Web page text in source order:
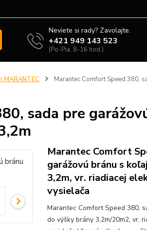
Neviete si rady? Zavolajte.
+421 949 143 523
(Po-Pia, 8-16 hod.)
MARANTEC
Marantec Comfort Speed 380,
sada pre
Marantec Comfort
garážovú bránu s
3,2m, vr. riadiacej
vysielača
Marantec Comfort Speed 380,
do výšky brány 3,2m/20m2, vr.